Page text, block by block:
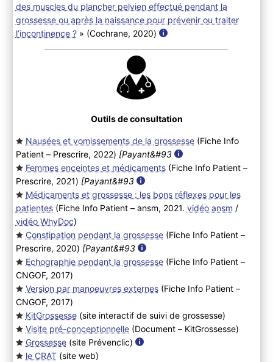
des muscles du plancher pelvien effectué pendant la
grossesse ou après la naissance pour prévenir ou traiter
l’incontinence ?» (Cochrane, 2020)
Outils de consultation
Nausées et vomissements de la grossesse(Fiche Info
Patient – Prescrire, 2022) [Payant&#93
Femmes enceintes et médicaments(Fiche Info Patient –
Prescrire, 2021) [Payant&#93
Médicaments et grossesse : les bons réflexes pour les
patientes(Fiche Info Patient – ansm, 2021. vidéo ansm /
vidéo WhyDoc)
Constipation pendant la grossesse(Fiche Info Patient –
Prescrire, 2020) [Payant&#93
Echographie pendant la grossesse(Fiche Info Patient –
CNGOF, 2017)
Version par manoeuvres externes(Fiche Info Patient –
CNGOF, 2017)
KitGrossesse(site interactif de suivi de grossesse)
Visite pré-conceptionnelle(Document – KitGrossesse)
Grossesse(site Prévenclic)
le CRAT(site web)